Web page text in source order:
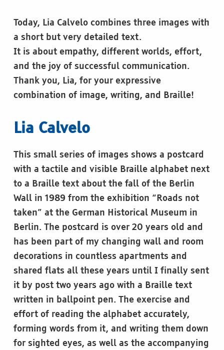
Today, Lia Calvelo combines three images with
a short but very detailed text.
It is about empathy, different worlds, effort,
and the joy of successful communication.
Thank you, Lia, for your expressive
combination of image, writing, and Braille!
Lia Calvelo
This small series of images shows a postcard
with a tactile and visible Braille alphabet next
to a Braille text about the fall of the Berlin
Wall in 1989 from the exhibition “Roads not
taken” at the German Historical Museum in
Berlin. The postcard is over 20 years old and
has been part of my changing wall and room
decorations in countless apartments and
shared flats all these years until I finally sent
it by post two years ago with a Braille text
written in ballpoint pen. The exercise and
effort of reading the alphabet accurately,
forming words from it, and writing them down
for sighted eyes, as well as the accompanying